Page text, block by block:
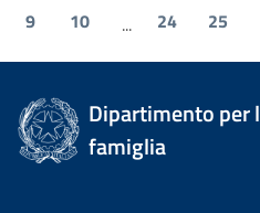
9 10 ... 24 25
Dipartimento per
famiglia